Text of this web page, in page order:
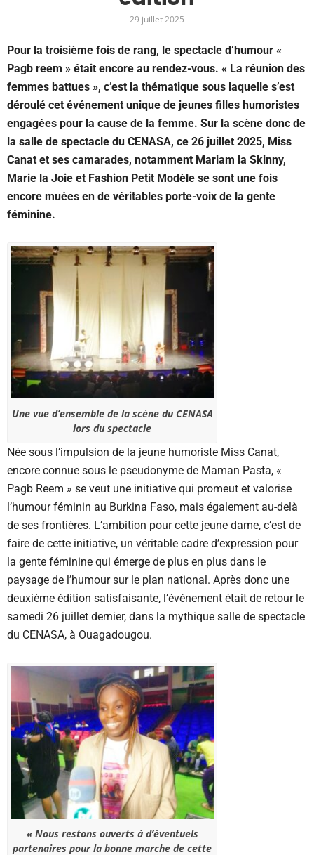
29 juillet 2025
Pour la troisième fois de rang, le spectacle d’humour «
Pagb reem » était encore au rendez-vous. « La réunion des
femmes battues », c’est la thématique sous laquelle s’est
déroulé cet événement unique de jeunes filles humoristes
engagées pour la cause de la femme. Sur la scène donc de
la salle de spectacle du CENASA, ce 26 juillet 2025, Miss
Canat et ses camarades, notamment Mariam la Skinny,
Marie la Joie et Fashion Petit Modèle se sont une fois
encore muées en de véritables porte-voix de la gente
féminine.
Une vue d’ensemble de la scène du CENASA
lors du spectacle
Née sous l’impulsion de la jeune humoriste Miss Canat,
encore connue sous le pseudonyme de Maman Pasta, «
Pagb Reem » se veut une initiative qui promeut et valorise
l’humour féminin au Burkina Faso, mais également au-delà
de ses frontières. L’ambition pour cette jeune dame, c’est de
faire de cette initiative, un véritable cadre d’expression pour
la gente féminine qui émerge de plus en plus dans le
paysage de l’humour sur le plan national. Après donc une
deuxième édition satisfaisante, l’événement était de retour le
samedi 26 juillet dernier, dans la mythique salle de spectacle
du CENASA, à Ouagadougou.
« Nous restons ouverts à d’éventuels
partenaires pour la bonne marche de cette